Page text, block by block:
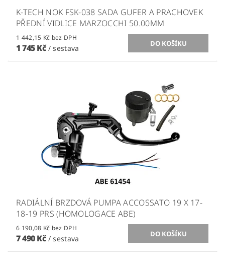
K-TECH NOK FSK-038 SADA GUFER A PRACHOVEK
PŘEDNÍ VIDLICE MARZOCCHI 50.00MM
1 442,15 Kč bez DPH
1 745 Kč / sestava
RADIÁLNÍ BRZDOVÁ PUMPA ACCOSSATO 19 X 17-
18-19 PRS (HOMOLOGACE ABE)
6 190,08 Kč bez DPH
7 490 Kč / sestava